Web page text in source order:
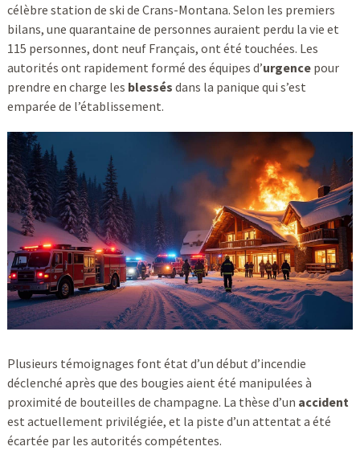
célèbre station de ski de Crans-Montana. Selon les premiers
bilans, une quarantaine de personnes auraient perdu la vie et
115 personnes, dont neuf Français, ont été touchées. Les
autorités ont rapidement formé des équipes d’urgencepour
prendre en charge les blessés dans la panique qui s’est
emparée de l’établissement.
Plusieurs témoignages font état d’un début d’incendie
déclenché après que des bougies aient été manipulées à
proximité de bouteilles de champagne. La thèse d’un accident
est actuellement privilégiée, et la piste d’un attentat a été
écartée par les autorités compétentes.